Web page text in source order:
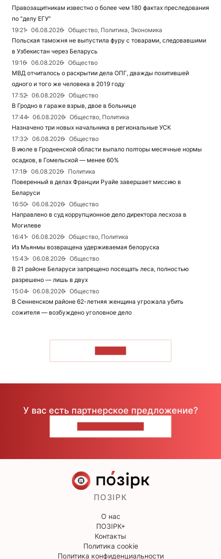
Правозащитникам известно о более чем 180 фактах преследования
по "делу ЕГУ"
19:21
06.08.2026
Общество, Политика, Экономика
Польская таможня не выпустила фуру с товарами, следовавшими
в Узбекистан через Беларусь
19:16
06.08.2026
Общество
МВД отчиталось о раскрытии дела ОПГ, дважды похитившей
одного и того же человека в 2019 году
17:52
06.08.2026
Общество
В Гродно в гараже взрыв, двое в больнице
17:44
06.08.2026
Общество, Политика
Назначено три новых начальника в региональные УСК
17:32
06.08.2026
Общество
В июле в Гродненской области выпало полторы месячные нормы
осадков, в Гомельской — менее 60%
17:18
06.08.2026
Политика
Поверенный в делах Франции Руайе завершает миссию в
Беларуси
16:50
06.08.2026
Общество
Направлено в суд коррупционное дело директора лесхоза в
Могилеве
16:41
06.08.2026
Общество, Политика
Из Мьянмы возвращена удерживаемая белоруска
15:43
06.08.2026
Общество
В 21 районе Беларуси запрещено посещать леса, полностью
разрешено — лишь в двух
15:04
06.08.2026
Общество
В Сенненском районе 62-летняя женщина угрожала убить
сожителя — возбуждено уголовное дело
У вас есть партнерское предложение?
ПОЗІРК
О нас
ПОЗІРК+
Контакты
Политика cookie
Политика конфиденциальности